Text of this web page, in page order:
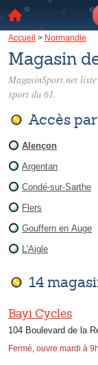
Accueil > Normandie
Magasin
MagasinSport.net
sport du 61.
Accès
Alençon
Argentan
Condé-sur-Sarthe
Flers
Gouffern en Auge
L'Aigle
14
Bayi Cycles
104 Boulevard de la
Fermé, ouvre mardi à